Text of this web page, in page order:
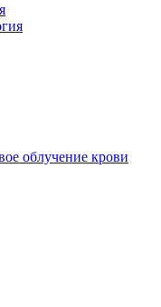
облучение крови